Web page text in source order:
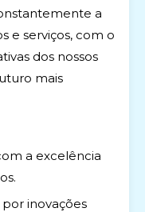
a
e serviços, com o
dos nossos
mais
a excelência
inovações